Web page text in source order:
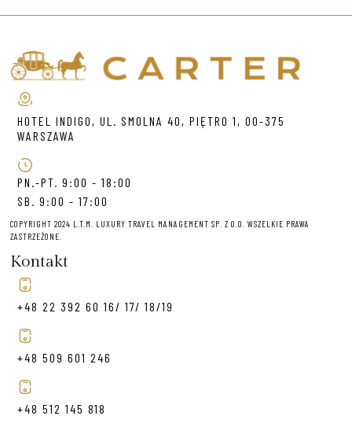
HOTEL INDIGO, UL. SMOLNA 40, PIĘTRO 1, 00-375
WARSZAWA
PN.-PT. 9:00 - 18:00
SB. 9:00 - 17:00
COPYRIGHT 2024 L.T.M. LUXURY TRAVEL MANAGEMENT SP. Z O.O. WSZELKIE PRAWA
ZASTRZEŻONE.
Kontakt
+48 22 392 60 16/ 17/ 18/19
+48 509 601 246
+48 512 145 818